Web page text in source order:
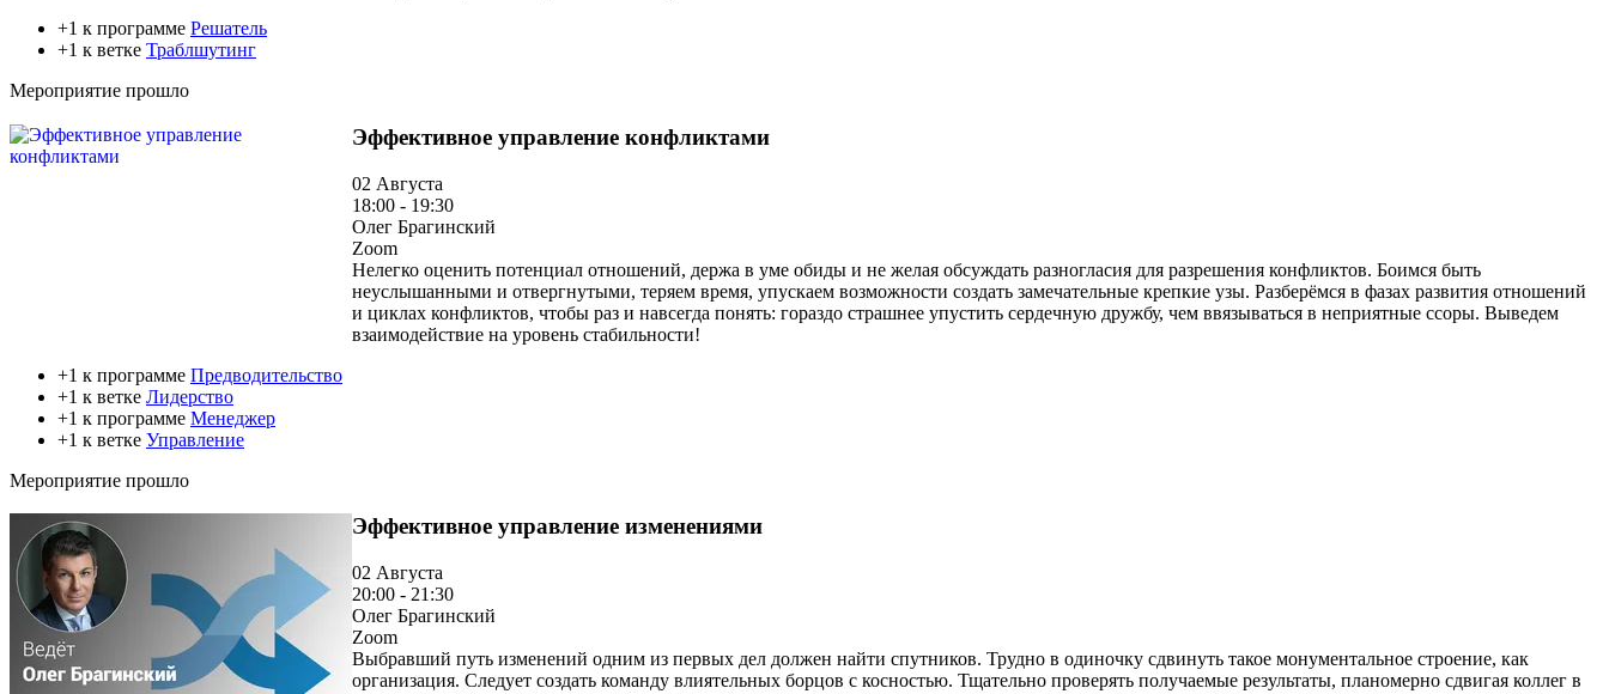
+1 к программе Решатель
+1 к ветке Траблшутинг
Мероприятие прошло
Эффективное управление конфликтами
02 Августа
18:00 - 19:30
Олег Брагинский
Zoom
Нелегко оценить потенциал отношений, держа в уме обиды и не желая обсуждать разногласия для разрешения конфликтов. Боимся быть
неуслышанными и отвергнутыми, теряем время, упускаем возможности создать замечательные крепкие узы. Разберёмся в фазах развития отношений
и циклах конфликтов, чтобы раз и навсегда понять: гораздо страшнее упустить сердечную дружбу, чем ввязываться в неприятные ссоры. Выведем
взаимодействие на уровень стабильности!
+1 к программе Предводительство
+1 к ветке Лидерство
+1 к программе Менеджер
+1 к ветке Управление
Мероприятие прошло
Эффективное управление изменениями
02 Августа
20:00 - 21:30
Олег Брагинский
Zoom
Выбравший путь изменений одним из первых дел должен найти спутников. Трудно в одиночку сдвинуть такое монументальное строение, как
организация. Следует создать команду влиятельных борцов с косностью. Тщательно проверять получаемые результаты, планомерно сдвигая коллег в